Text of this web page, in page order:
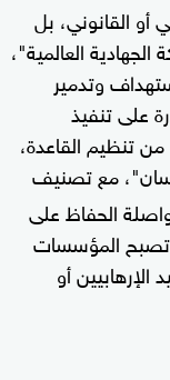
أو القانوني، بل
العالمية"،
وتدمير
على تنفيذ
تنظيم القاعدة،
مع تصنيف
الحفاظ على
تصبح المؤسسات
الإرهابيين أو